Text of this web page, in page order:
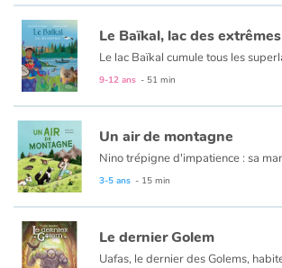
Le Baïkal, lac des extrêmes
9-12 ans - 51 min
Un air de montagne
3-5 ans - 15 min
Le dernier Golem